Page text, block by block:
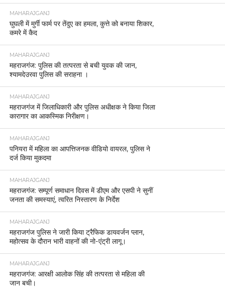
MAHARAJGANJ
घुघली में मुर्गी फार्म पर तेंदुए का हमला, कुत्ते को बनाया शिकार,
कमरे में कैद
MAHARAJGANJ
महराजगंज: पुलिस की तत्परता से बची युवक की जान,
श्यामदेउरवा पुलिस की सराहना ।
MAHARAJGANJ
महराजगंज में जिलाधिकारी और पुलिस अधीक्षक ने किया जिला
कारागार का आकस्मिक निरीक्षण।
MAHARAJGANJ
पनियरा में महिला का आपत्तिजनक वीडियो वायरल, पुलिस ने
दर्ज किया मुकदमा
MAHARAJGANJ
महराजगंज: सम्पूर्ण समाधान दिवस में डीएम और एसपी ने सुनीं
जनता की समस्याएं, त्वरित निस्तारण के निर्देश
MAHARAJGANJ
महराजगंज पुलिस ने जारी किया ट्रैफिक डायवर्जन प्लान,
महोत्सव के दौरान भारी वाहनों की नो-एंट्री लागू।
MAHARAJGANJ
महराजगंज: आरक्षी आलोक सिंह की तत्परता से महिला की
जान बची।